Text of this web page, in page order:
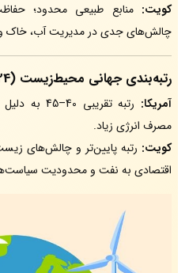
کویت: منابع طبیعی محدود؛
چالش‌های جدی در مدیریت آب، خاک و
رتبه‌بندی جهانی محیط‌زیست (EPI 2024)
آمریکا:
رتبه تقریبی
مصرف انرژی زیاد.
کویت: رتبه پایین‌تر و چالش‌های
اقتصادی به نفت و محدودیت